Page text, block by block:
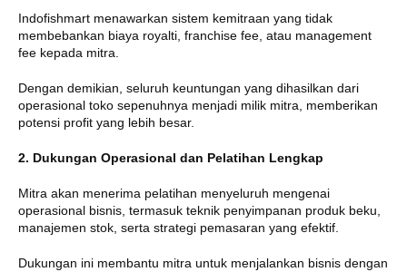
Indofishmart menawarkan sistem kemitraan yang tidak
membebankan biaya royalti, franchise fee, atau management
fee kepada mitra.
Dengan demikian, seluruh keuntungan yang dihasilkan dari
operasional toko sepenuhnya menjadi milik mitra, memberikan
potensi profit yang lebih besar.
2. Dukungan Operasional dan Pelatihan Lengkap
Mitra akan menerima pelatihan menyeluruh mengenai
operasional bisnis, termasuk teknik penyimpanan produk beku,
manajemen stok, serta strategi pemasaran yang efektif.
Dukungan ini membantu mitra untuk menjalankan bisnis dengan